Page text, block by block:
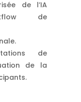
de l’IA
de
de
de la